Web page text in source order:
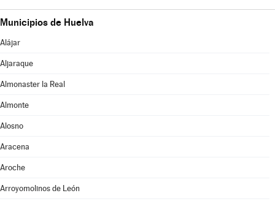
Municipios de Huelva
Alájar
Aljaraque
Almonaster la Real
Almonte
Alosno
Aracena
Aroche
Arroyomolinos de León